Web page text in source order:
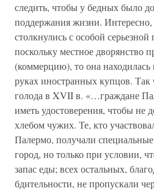
следить, чтобы у бедных было
поддержания жизни.
столкнулись с особой
поскольку местное дворянство
(коммерцию), то она
руках иностранных купцов.
голода в XVII в. «…граждане
иметь удостоверения, чтобы не
хлебом чужих. Те, кто
Палермо, получали
город, но только при условии,
запас еды; всех остальных,
бдительности, не пропускали